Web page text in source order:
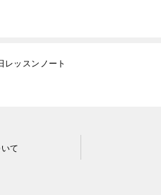
ッスンノート
て